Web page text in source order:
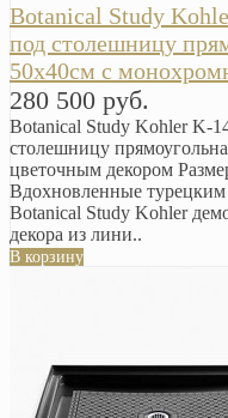
Botanical Study
под столешницу
50х40см с
280 500 руб.
Botanical Study Kohler K-
столешницу
цветочным декором
Вдохновленные
Botanical Study Kohler
декора из лини..
В корзину